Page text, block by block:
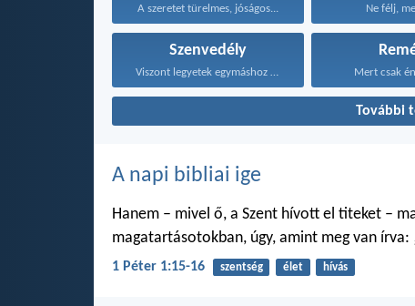
A szeretet türelmes, jóságos... Ne félj,
Szenvedély
Mert csak
További
A napi bibliai ige
Hanem – mivel ő, a Szent hívott el titeket –
magatartásotokban, úgy, amint meg van írva:
1 Péter 1:15-16 szentség élet hívás